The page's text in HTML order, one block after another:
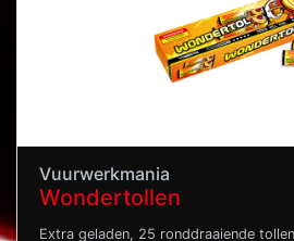
Vuurwerkmania
Wondertollen
Extra geladen, 25 ronddraaiende